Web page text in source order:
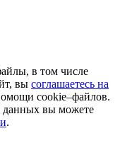
в том числе
вы соглашаетесь на
cookie–файлов.
данных вы можете
.